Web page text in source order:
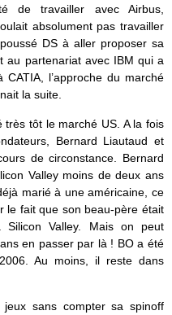
de travailler avec Airbus,
absolument pas travailler
DS à aller proposer sa
au partenariat avec IBM qui a
l’approche du marché
la suite.
très tôt le marché US. A la fois
Bernard Liautaud et
de circonstance. Bernard
Valley moins de deux ans
marié à une américaine, ce
le fait que son beau-père était
Valley. Mais on peut
en passer par là ! BO a été
Au moins, il reste dans
sans compter sa spinoff